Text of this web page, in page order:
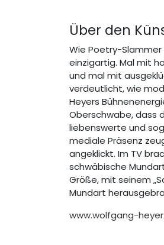
Über den
Wie Poetry-
einzigartig. Mal mit
und mal mit
verdeutlicht, wie
Heyers
Oberschwabe, dass
liebenswerte und
mediale Präsenz
angeklickt. Im TV
schwäbische
Größe, mit seinem
Mundart
www.wolfgang-